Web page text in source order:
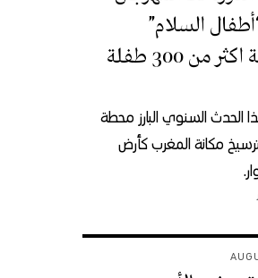
السلام”
بمشاركة اكثر من 300 طفلة
الحدث السنوي البارز محطة
مكانة المغرب كأرض